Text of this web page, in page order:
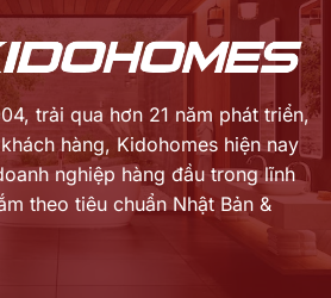
trải qua hơn 21 năm phát triển,
hàng, Kidohomes hiện nay
nghiệp hàng đầu trong lĩnh
theo tiêu chuẩn Nhật Bản &